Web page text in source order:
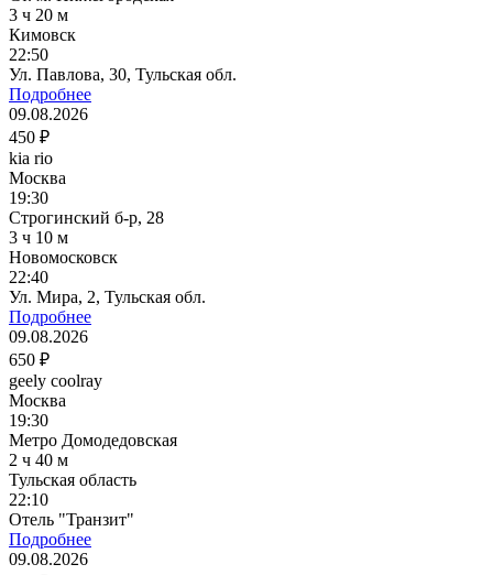
3 ч 20 м
Кимовск
22:50
Ул. Павлова, 30, Тульская обл.
Подробнее
09.08.2026
450 ₽
kia rio
Москва
19:30
Строгинский б-р, 28
3 ч 10 м
Новомосковск
22:40
Ул. Мира, 2, Тульская обл.
Подробнее
09.08.2026
650 ₽
geely coolray
Москва
19:30
Метро Домодедовская
2 ч 40 м
Тульская область
22:10
Отель "Транзит"
Подробнее
09.08.2026